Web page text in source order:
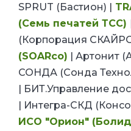
SPRUT (Бастион) |
(Семь печатей ТСС)
(Корпорация
(SOARco) | Артонит
СОНДА (Сонда
| БИТ.Управление
| Интегра-СКД
ИСО "Орион"